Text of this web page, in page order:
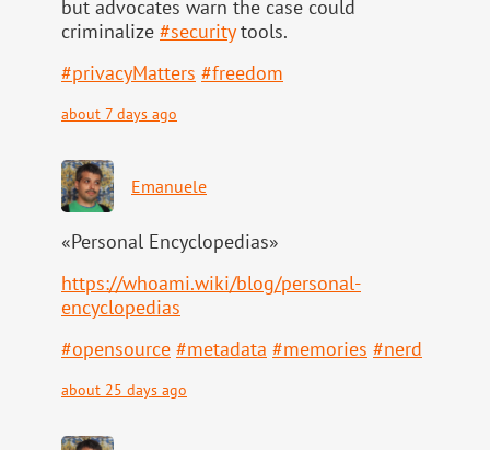
but advocates warn the case could
criminalize #securitytools.
#privacyMatters #freedom
about 7 days ago
Emanuele
«Personal Encyclopedias»
https://whoami.wiki/blog/personal-
encyclopedias
#opensource #metadata #memories #nerd
about 25 days ago